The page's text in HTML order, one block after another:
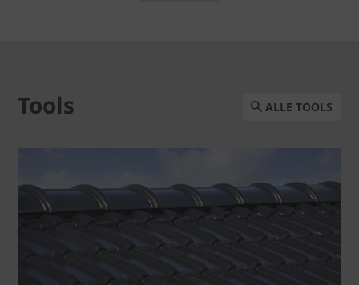
Tools ALLE TOOLS